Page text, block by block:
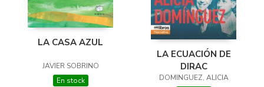
LA CASA AZUL
JAVIER SOBRINO
En stock
LA ECUACIÓN DE
DIRAC
DOMINGUEZ, ALICIA